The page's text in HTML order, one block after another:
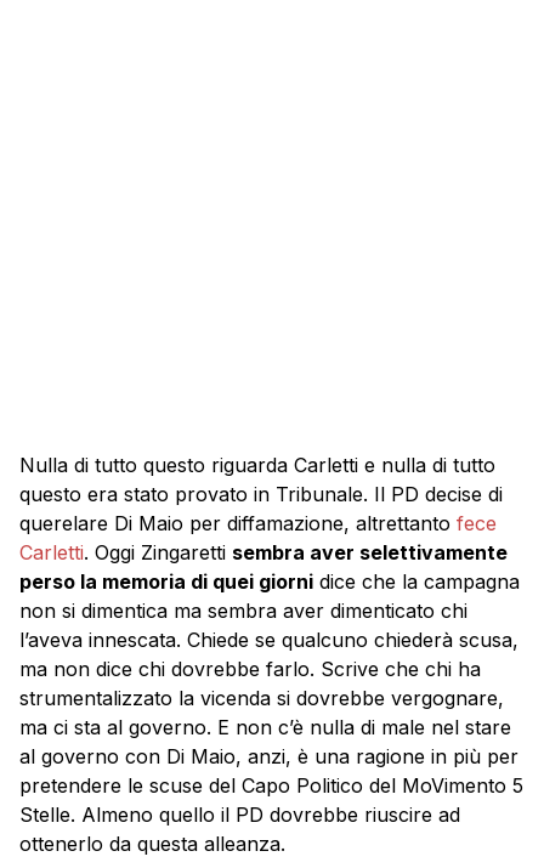
Nulla di tutto questo riguarda Carletti e nulla di tutto
questo era stato provato in Tribunale. Il PD decise di
querelare Di Maio per diffamazione, altrettanto fece
Carletti. Oggi Zingaretti sembra aver selettivamente
perso la memoria di quei giorni dice che la campagna
non si dimentica ma sembra aver dimenticato chi
l’aveva innescata. Chiede se qualcuno chiederà scusa,
ma non dice chi dovrebbe farlo. Scrive che chi ha
strumentalizzato la vicenda si dovrebbe vergognare,
ma ci sta al governo. E non c’è nulla di male nel stare
al governo con Di Maio, anzi, è una ragione in più per
pretendere le scuse del Capo Politico del MoVimento 5
Stelle. Almeno quello il PD dovrebbe riuscire ad
ottenerlo da questa alleanza.